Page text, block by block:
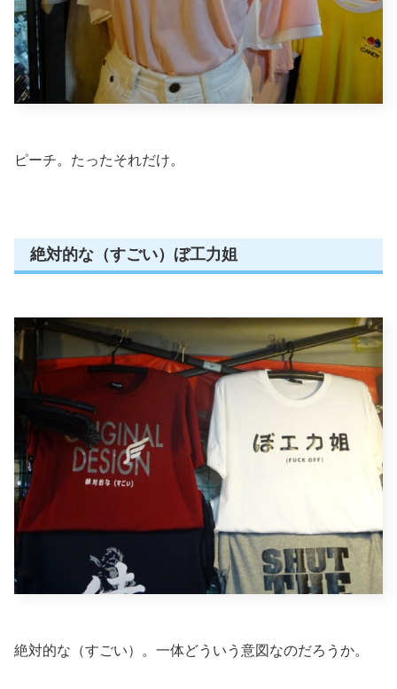
ピーチ。たったそれだけ。
絶対的な（すごい）ぼ工力姐
絶対的な（すごい）。一体どういう意図なのだろうか。